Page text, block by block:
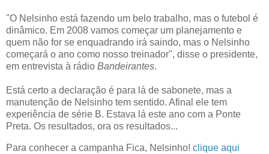
"O Nelsinho está fazendo um belo trabalho, mas o futebol é
dinâmico. Em 2008 vamos começar um planejamento e
quem não for se enquadrando irá saindo, mas o Nelsinho
começará o ano como nosso treinador", disse o presidente,
em entrevista à rádio Bandeirantes.
Está certo a declaração é para lá de sabonete, mas a
manutenção de Nelsinho tem sentido. Afinal ele tem
experiência de série B. Estava lá este ano com a Ponte
Preta. Os resultados, ora os resultados...
Para conhecer a campanha Fica, Nelsinho! clique aqui